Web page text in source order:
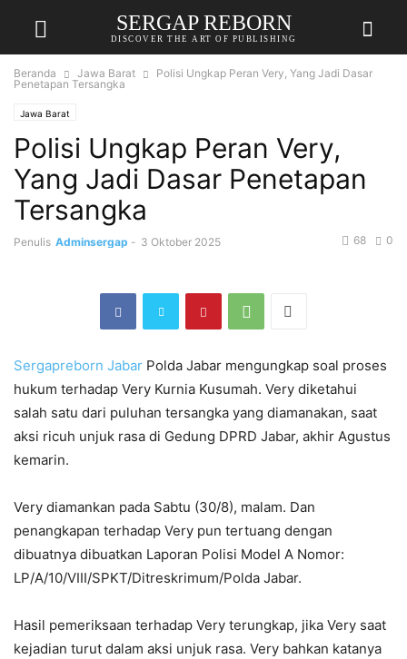
SERGAP REBORN
DISCOVER THE ART OF PUBLISHING
Beranda Jawa Barat
Polisi Ungkap Peran Very, Yang Jadi Dasar
Penetapan Tersangka
Jawa Barat
Polisi Ungkap Peran Very,
Yang Jadi Dasar Penetapan
Tersangka
Penulis Adminsergap - 3 Oktober 2025 0
68
Sergapreborn Jabar Polda Jabar mengungkap soal proses
hukum terhadap Very Kurnia Kusumah. Very diketahui
salah satu dari puluhan tersangka yang diamanakan, saat
aksi ricuh unjuk rasa di Gedung DPRD Jabar, akhir Agustus
kemarin.
Very diamankan pada Sabtu (30/8), malam. Dan
penangkapan terhadap Very pun tertuang dengan
dibuatnya dibuatkan Laporan Polisi Model A Nomor:
LP/A/10/VIII/SPKT/Ditreskrimum/Polda Jabar.
Hasil pemeriksaan terhadap Very terungkap, jika Very saat
kejadian turut dalam aksi unjuk rasa. Very bahkan katanya